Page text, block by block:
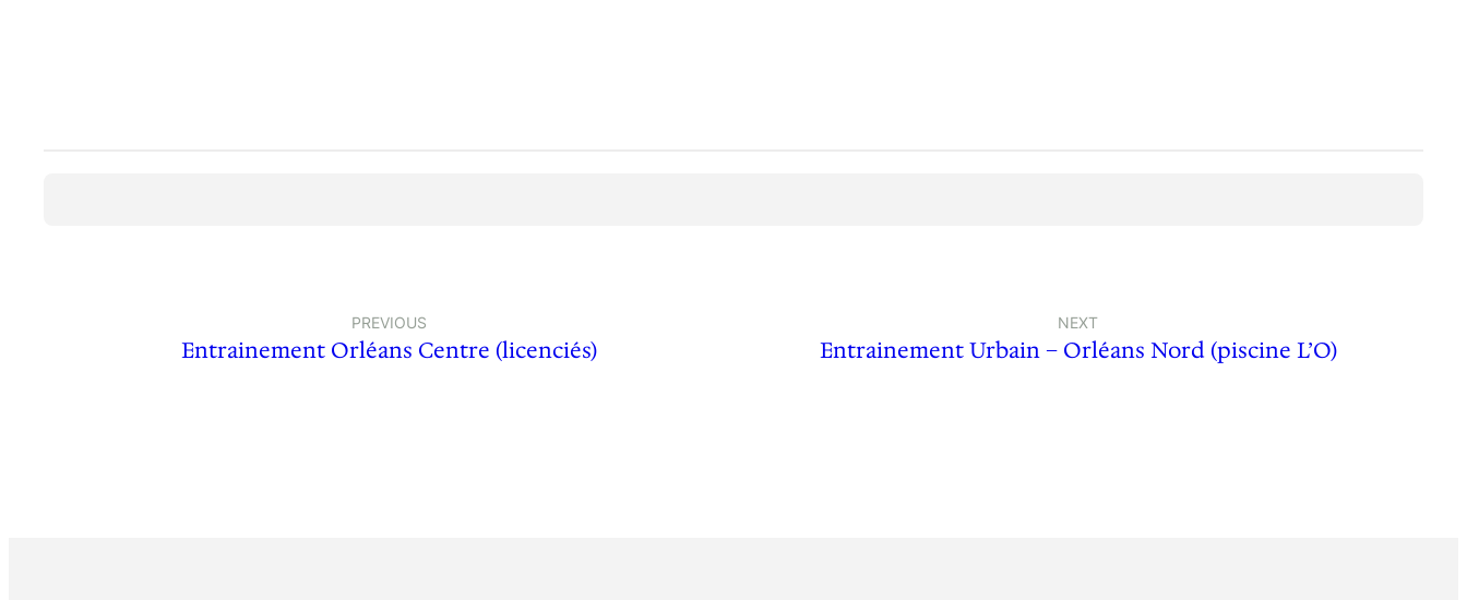
PREVIOUS
Entrainement Orléans Centre (licenciés)
NEXT
Entrainement Urbain – Orléans Nord (piscine L’O)